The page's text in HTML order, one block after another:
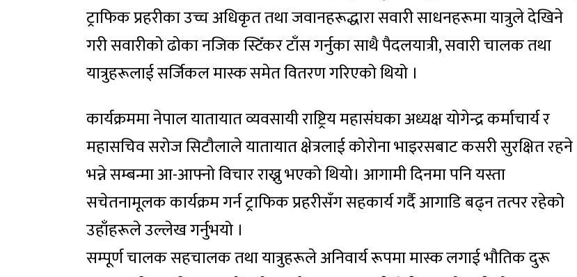
ट्राफिक प्रहरीका उच्च अधिकृत तथा जवानहरूद्धारा सवारी साधनहरूमा यात्रुले देखिने
गरी सवारीको ढोका नजिक स्टिँकर टाँस गर्नुका साथै पैदलयात्री, सवारी चालक तथा
यात्रुहरूलाई सर्जिकल मास्क समेत वितरण गरिएको थियो ।
कार्यक्रममा नेपाल यातायात व्यवसायी राष्ट्रिय महासंघका अध्यक्ष योगेन्द्र कर्माचार्य र
महासचिव सरोज सिटौलाले यातायात क्षेत्रलाई कोरोना भाइरसबाट कसरी सुरक्षित रहने
भन्ने सम्बन्मा आ-आफ्नो विचार राख्नु भएको थियो। आगामी दिनमा पनि यस्ता
सचेतनामूलक कार्यक्रम गर्न ट्राफिक प्रहरीसँग सहकार्य गर्दै आगाडि बढ्न तत्पर रहेको
उहाँहरूले उल्लेख गर्नुभयो ।
सम्पूर्ण चालक सहचालक तथा यात्रुहरूले अनिवार्य रूपमा मास्क लगाई भौतिक दुरू